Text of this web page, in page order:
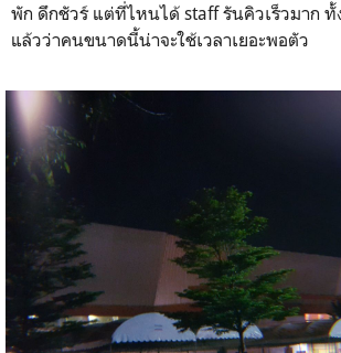
พัก ดึกชัวร์ แต่ที่ไหนได้ staff รันคิวเร็วมาก ทั้
แล้วว่าคนขนาดนี้น่าจะใช้เวลาเยอะพอตัว